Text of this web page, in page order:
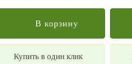
В корзину
Купить в один клик